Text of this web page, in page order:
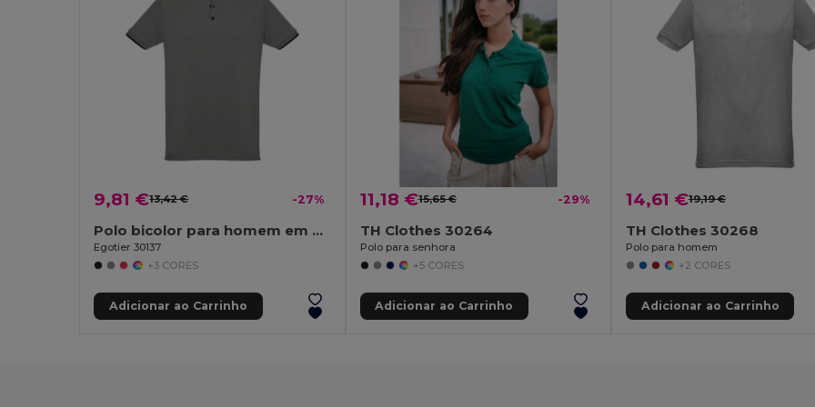
9,81 €13,42 € -27%
Polo bicolor para homem em algodão
Egotier 30137
+3 CORES
Adicionar ao Carrinho
11,18 €15,65 € -29%
TH Clothes 30264
Polo para senhora
+5 CORES
Adicionar ao Carrinho
14,61 €19,19 €
TH Clothes 30268
Polo para homem
+2 CORES
Adicionar ao Carrinho